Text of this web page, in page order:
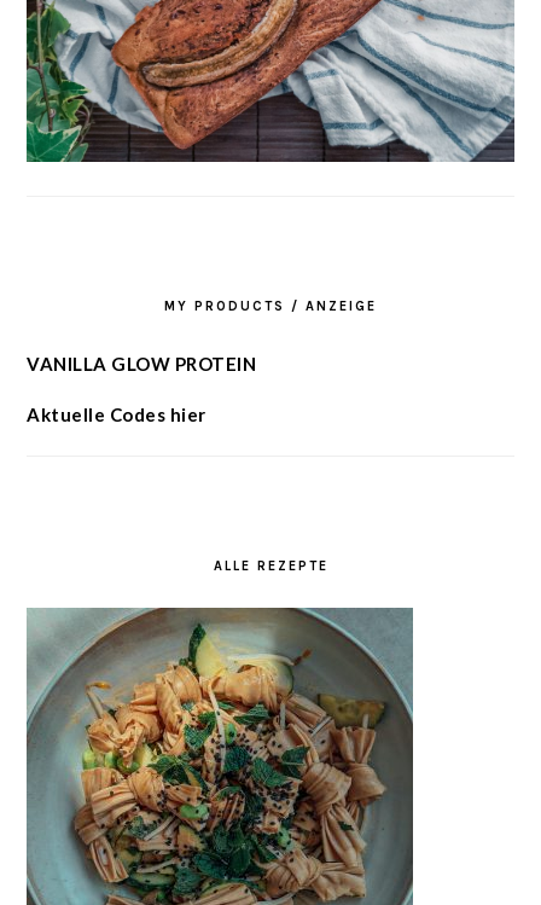
MY PRODUCTS / ANZEIGE
VANILLA GLOW PROTEIN
Aktuelle Codes hier
ALLE REZEPTE